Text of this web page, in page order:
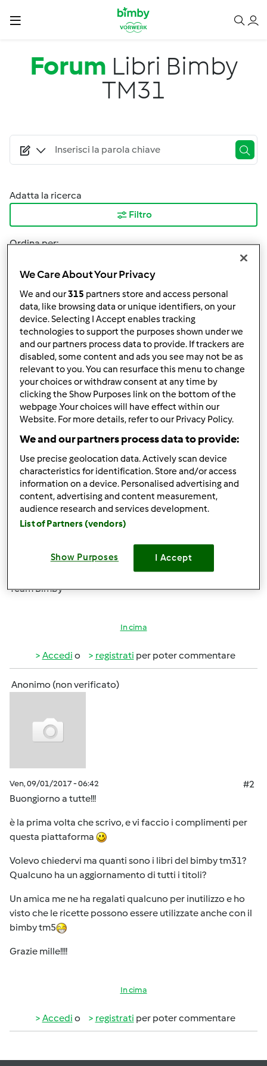
Salta al contenuto principale
Forum Libri Bimby
TM31
Adatta la ricerca
Filtro
Ordina per:
Risultati per pagina:
10
2 | Ultimo messaggio
Risposta rapida
Team Bimby Iscritto : 11.12.2009
Ven, 09/01/2017 - 06:57
Buongiorno Laura e benvenuta sulla Community
Per farti un'idea di tutti i libri TM31 attualmente in
commercio puoi andare a sbirciare sul nostro eshop a
questo indirizzo:
Team Bimby
In cima
Accedi o registrati per poter commentare
Anonimo (non verificato)
Ven, 09/01/2017 - 06:42
#2
Buongiorno a tutte!!!
è la prima volta che scrivo, e vi faccio i complimenti per
questa piattaforma
Volevo chiedervi ma quanti sono i libri del bimby tm31?
Qualcuno ha un aggiornamento di tutti i titoli?
Un amica me ne ha regalati qualcuno per inutilizzo e ho
visto che le ricette possono essere utilizzate anche con il
bimby tm5
Grazie mille!!!!
In cima
Accedi o registrati per poter commentare
We Care About Your Privacy
We and our315 partners store and access personal
data, like browsing data or unique identifiers, on your
device. Selecting I Accept enables tracking
technologies to support the purposes shown under we
and our partners process data to provide. If trackers are
disabled, some content and ads you see may not be as
relevant to you. You can resurface this menu to change
your choices or withdraw consent at any time by
clicking the Show Purposes link on the bottom of the
webpage .Your choices will have effect within our
Website. For more details, refer to our Privacy Policy.
We and our partners process data to provide:
Use precise geolocation data. Actively scan device
characteristics for identification. Store and/or access
information on a device. Personalised advertising and
content, advertising and content measurement,
audience research and services development.
List of Partners (vendors)
Show Purposes I Accept